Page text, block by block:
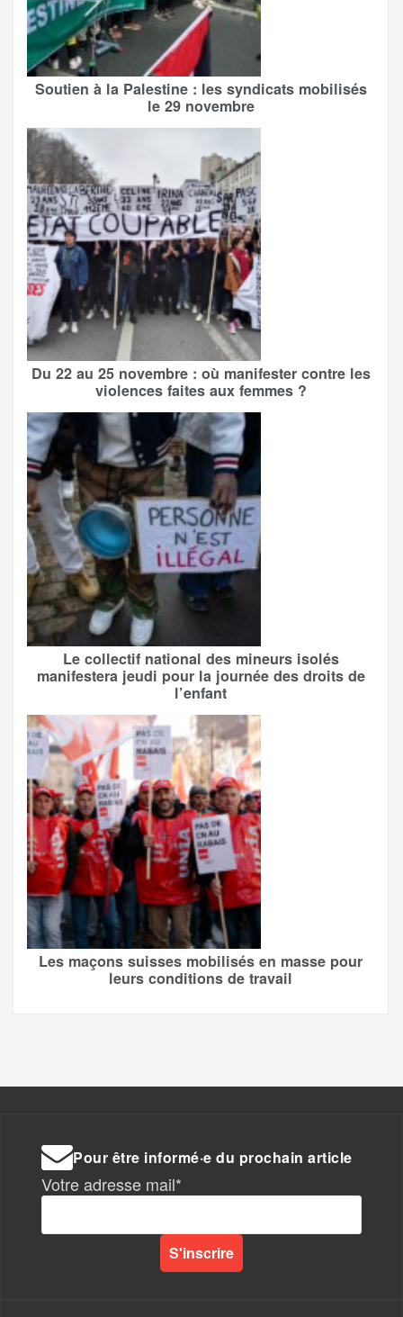
Soutien à la Palestine : les syndicats mobilisés
le 29 novembre
Du 22 au 25 novembre : où manifester contre les
violences faites aux femmes ?
Le collectif national des mineurs isolés
manifestera jeudi pour la journée des droits de
l’enfant
Les maçons suisses mobilisés en masse pour
leurs conditions de travail
Pour être informé·e du prochain article
Votre adresse mail*